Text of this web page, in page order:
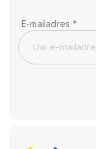
E-mailadres *